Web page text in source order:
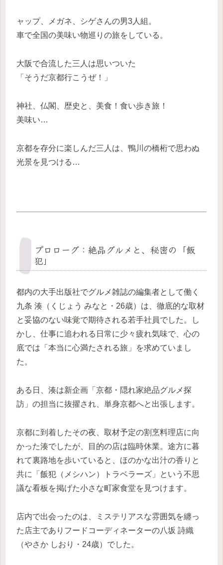
ャップ、メガネ、シゲさんの男3人組。
車で全国の美味い物巡りの旅をしている。
大阪で合流した三人は思いついた
「そうだ京都行こうぜ！」
神社、仏閣、歴史と、美食！食い歩き旅！
美味い…
京都を存分に楽しんだ三人は、鴨川の橋桁で思わぬ
光景を見つける…
プロローグ：絶品グルメと、秘密の「飯
犯」
都内の大手出版社でグルメ雑誌の編集者として働く
九条 湊（くじょう みなと・26歳）は、徹底的な取材
と妥協のない味覚で期待される若手社員でした。し
かし、仕事に追われる日常に少々疲れ気味で、心の
底では「本当に心満たされる旅」を求めていまし
た。
ある日、湊は新企画「京都・隠れ家絶品グルメ探
訪」の担当に抜擢され、単身京都へと出張します。
京都に到着したその夜、取材予定の割烹料理店に向
かった湊でしたが、目的の店は臨時休業。途方に暮
れて裏路地を歩いていると、ほのかな出汁の香りと
共に「飯犯（メシハン）トラベラーズ」という不思
議な看板を掲げた小さな町家食堂を見つけます。
店内で出会ったのは、ミステリアスな雰囲気を纏っ
た店主でありフードコーディネーターの八坂 詩織
（やさか しおり・24歳）でした。